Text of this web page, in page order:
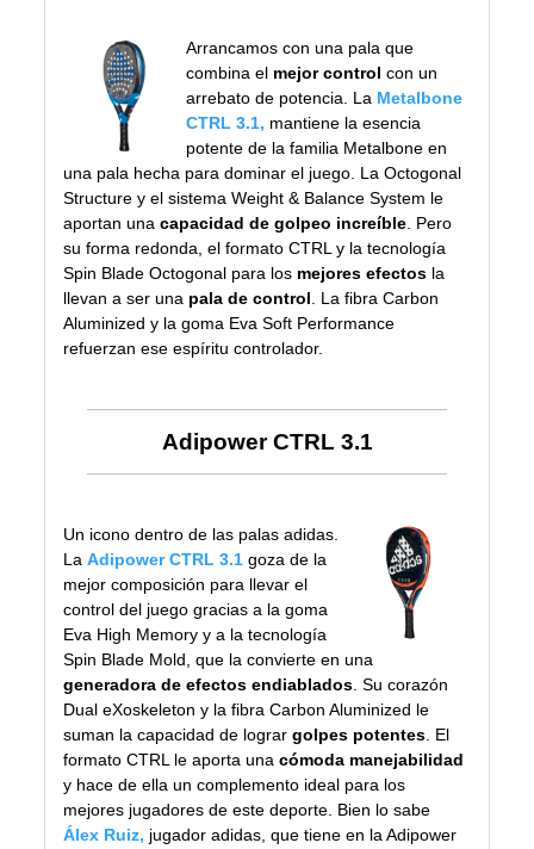
Arrancamos con una pala que
combina el mejor control con un
arrebato de potencia. La Metalbone
CTRL 3.1, mantiene la esencia
potente de la familia Metalbone en
una pala hecha para dominar el juego. La Octogonal
Structure y el sistema Weight & Balance System le
aportan unacapacidad de golpeo increíble . Pero
su forma redonda, el formato CTRL y la tecnología
Spin Blade Octogonal para los mejores efectos la
llevan a ser una pala de control . La fibra Carbon
Aluminized y la goma Eva Soft Performance
refuerzan ese espíritu controlador.
Adipower CTRL 3.1
Un icono dentro de las palas adidas.
LaAdipower CTRL 3.1 goza de la
mejor composición para llevar el
control del juego gracias a la goma
Eva High Memory y a la tecnología
Spin Blade Mold, que la convierte en una
generadora de efectos endiablados . Su corazón
Dual eXoskeleton y la fibra Carbon Aluminized le
suman la capacidad de logrargolpes potentes . El
formato CTRL le aporta unacómoda manejabilidad
y hace de ella un complemento ideal para los
mejores jugadores de este deporte. Bien lo sabe
Álex Ruiz, jugador adidas, que tiene en la Adipower